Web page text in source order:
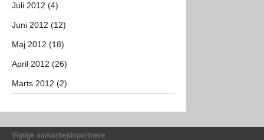
Juli 2012 (4)
Juni 2012 (12)
Maj 2012 (18)
April 2012 (26)
Marts 2012 (2)
Vigtige samarbejdspartnere